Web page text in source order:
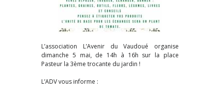
L’association L’Avenir du Vaudoué organise
dimanche 5 mai, de 14h à 16h sur la place
Pasteur la 3ème trocante du jardin !
L’ADV vous informe :